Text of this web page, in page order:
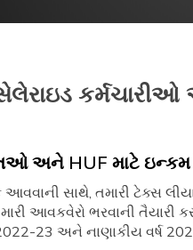
અને HUF માટે
સાથે, તમારી ટેક્સ
આવકવેરો ભરવાની
2022-23 અને નાણાકીય વર્ષ